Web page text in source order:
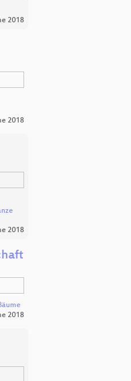
2018
2018
2018
2018